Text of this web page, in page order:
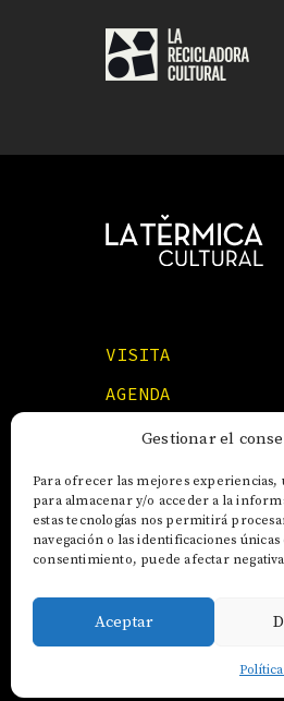
Gestionar el
Para ofrecer las mejores experiencias,
para almacenar y/o acceder a la
estas tecnologías nos permitirá
navegación o las identificaciones
consentimiento, puede afectar
Aceptar
VISITA
AGENDA
FORMACIONES
AVISO LEGAL